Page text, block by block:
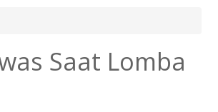
Saat Lomba